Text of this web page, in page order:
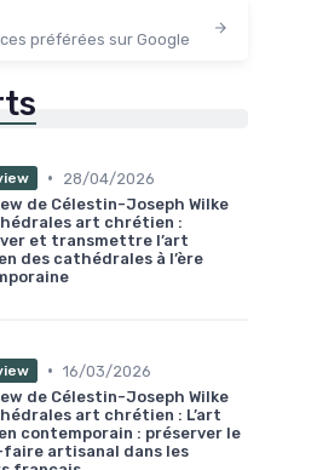
préférées sur Google
•
28/04/2026
de Célestin-Joseph Wilke
art chrétien :
et transmettre l’art
des cathédrales à l’ère
• 16/03/2026
de Célestin-Joseph Wilke
art chrétien : L’art
contemporain : préserver le
artisanal dans les